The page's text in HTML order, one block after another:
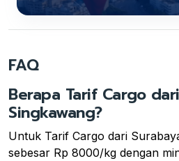
FAQ
Berapa Tarif Cargo
Singkawang?
Untuk Tarif Cargo dari
sebesar Rp 8000/kg dengan